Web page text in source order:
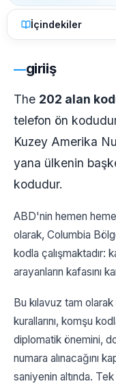
İçindekiler
giriiş
The 202 alan
telefon ön
Kuzey Amerika
yana ülkenin
kodudur.
ABD'nin hemen
olarak, Columbia
kodla
arayanların kafasını
Bu kılavuz tam
kurallarını, komşu
diplomatik önemini,
numara alınacağını
saniyenin altında. Tek